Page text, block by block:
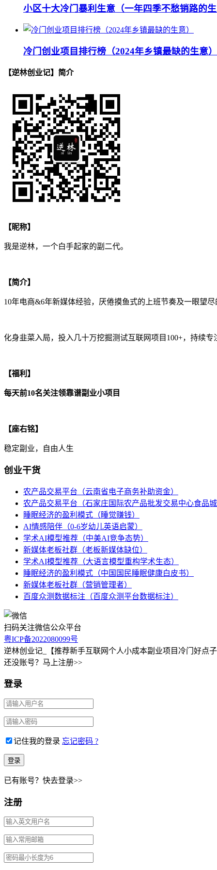
小区十大冷门暴利生意（一年四季不愁销路的
冷门创业项目排行榜（2024年乡镇最缺的生意）
【逆林创业记】简介
【昵称】
我是逆林，一个白手起家的副二代。
【简介】
10年电商&6年新媒体经验，厌倦摸鱼式的上班节奏及一眼望
化身韭菜入局，投入几十万挖掘测试互联网项目100+，持续
【福利】
每天前10名关注领靠谱副业小项目
【座右铭】
稳定副业，自由人生
创业干货
农产品交易平台（云南省电子商务补助资金）
农产品交易平台（石家庄国际农产品批发交易中心食品
睡眠经济的盈利模式（睡觉赚钱）
AI情感陪伴（0-6岁幼儿英语启蒙）
学术AI模型推荐（中美AI竞争态势）
新媒体老板社群（老板新媒体缺位）
学术AI模型推荐（大语言模型重构学术生态）
睡眠经济的盈利模式（中国国民睡眠健康白皮书）
新媒体老板社群（营销管理者）
百度众测数据标注（百度众测平台数据标注）
扫码关注微信公众平台
粤ICP备2022080099号
逆林创业记_【推荐新手互联网个人小成本副业项目冷门好点
还没账号？马上注册>>
登录
记住我的登录 忘记密码 ?
已有账号？快去登录>>
注册